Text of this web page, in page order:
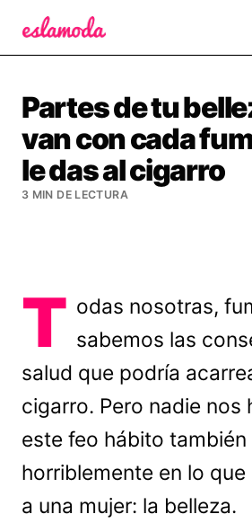
Partes de tu
van con cada
le das al cigarro
3 MIN DE LECTURA
T odas nosotras,
sabemos las
salud que podría
cigarro. Pero nadie nos
este feo hábito
horriblemente en lo que
a una mujer: la belleza.